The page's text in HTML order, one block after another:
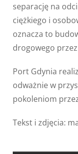
separację na
ciężkiego i
oznacza to
drogowego
Port Gdynia
odważnie w
pokoleniom
Tekst i zdjęcia: